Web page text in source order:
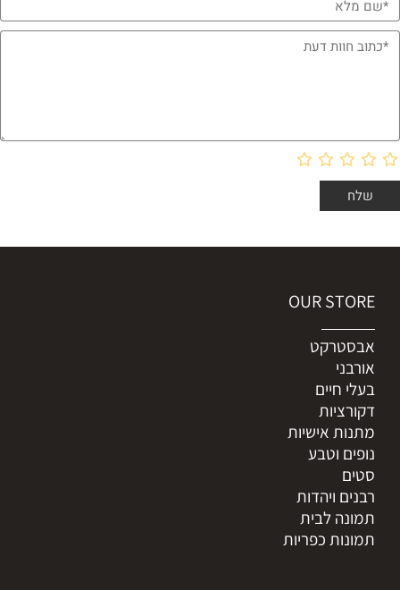
OUR STORE
אבסטרקט
אורבני
בעלי חיים
דקורציות
מתנות אישיות
נופים וטבע
סטים
רבנים ויהדות
תמונה לבית
תמונות כפריות